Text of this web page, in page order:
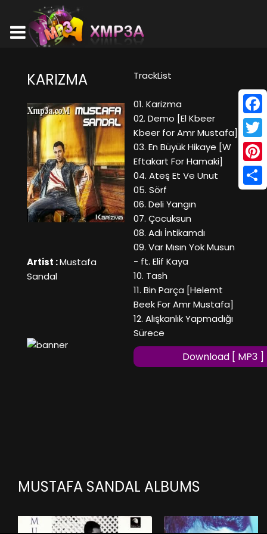
KARIZMA
Artist :Mustafa
Sandal
TrackList
01. Karizma
02. Demo [El Kbeer
Kbeer for Amr Mustafa]
03. En Büyük Hikaye [W
Eftakart For Hamaki]
04. Ateş Et Ve Unut
05. Sörf
06. Deli Yangın
07. Çocuksun
08. Adı İntikamdı
09. Var Mısın Yok Musun
- ft. Elif Kaya
10. Tash
11. Bin Parça [Helemt
Beek For Amr Mustafa]
12. Alışkanlık Yapmadığı
Sürece
Download [ MP3 ]
MUSTAFA SANDAL ALBUMS